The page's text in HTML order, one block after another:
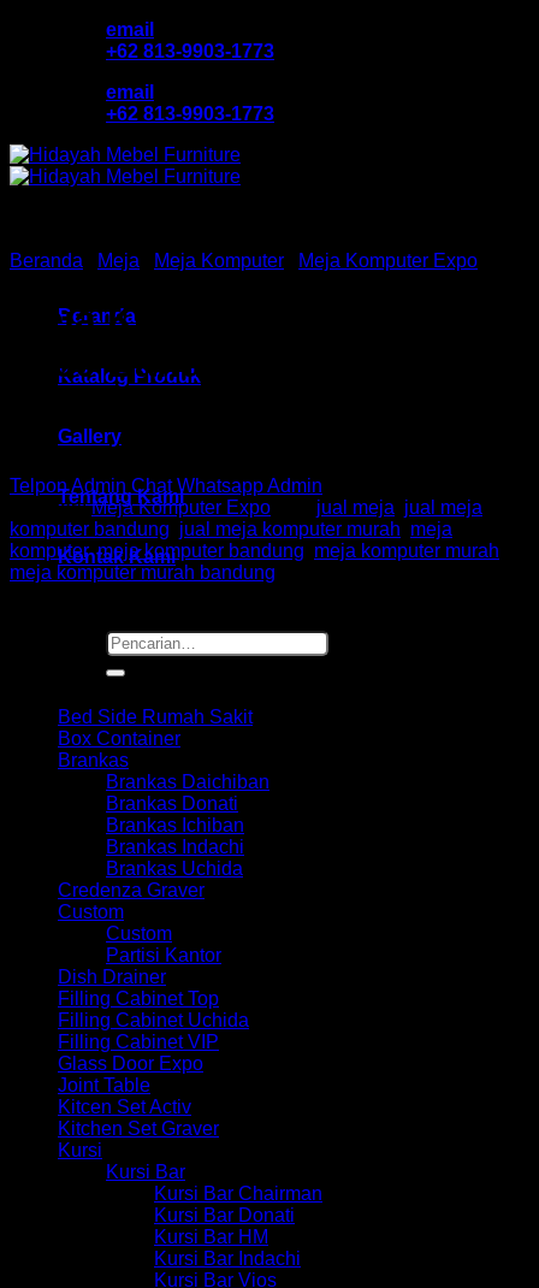
email
+62 813-9903-1773
email
+62 813-9903-1773
Beranda
Katalog Produk
Gallery
Tentang Kami
Kontak Kami
Pencarian
untuk:
Beranda Meja Meja Komputer Meja Komputer Expo
Meja Komputer Ex HM MCM
8060 Bandung
Telpon Admin Chat Whatsapp Admin
Kategori:Meja Komputer Expo jual meja jual meja
komputer bandung jual meja komputer murah meja
komputer,meja komputer bandung meja komputer murah
meja komputer murah bandung
Bed Side Rumah Sakit
Box Container
Brankas
Brankas Daichiban
Brankas Donati
Brankas Ichiban
Brankas Indachi
Brankas Uchida
Credenza Graver
Custom
Custom
Partisi Kantor
Dish Drainer
Filling Cabinet Top
Filling Cabinet Uchida
Filling Cabinet VIP
Glass Door Expo
Joint Table
Kitcen Set Activ
Kitchen Set Graver
Kursi
Kursi Bar
Kursi Bar Chairman
Kursi Bar Donati
Kursi Bar HM
Kursi Bar Indachi
Kursi Bar Vios